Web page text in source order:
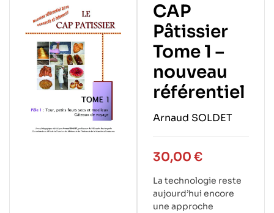
CAP
Pâtissier
Tome 1 –
nouveau
référentiel
Arnaud SOLDET
30,00 €
La technologie reste
aujourd’hui encore
une approche